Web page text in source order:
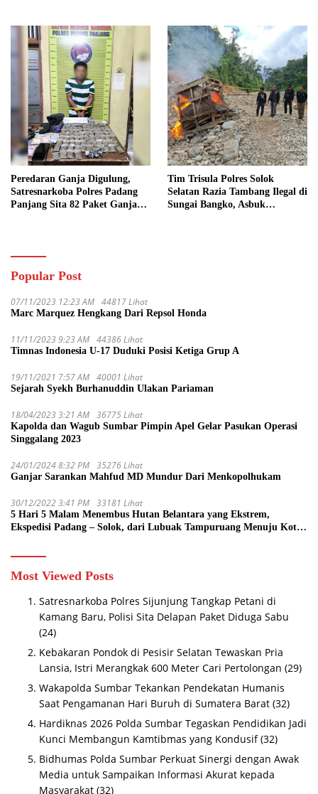
Peredaran Ganja Digulung,
Satresnarkoba Polres Padang
Panjang Sita 82 Paket Ganja
Tim Trisula Polres Solok
Selatan Razia Tambang Ilegal di
Sungai Bangko, Asbuk
Popular Post
07/11/2023 12:23 AM 44817 Lihat
Marc Marquez Hengkang Dari Repsol Honda
11/11/2023 9:23 AM 44386 Lihat
Timnas Indonesia U-17 Duduki Posisi Ketiga Grup A
19/11/2021 7:57 AM 40001 Lihat
Sejarah Syekh Burhanuddin Ulakan Pariaman
18/04/2023 3:21 AM 36775 Lihat
Kapolda dan Wagub Sumbar Pimpin Apel Gelar Pasukan Operasi
Singgalang 2023
24/01/2024 8:32 PM 35276 Lihat
Ganjar Sarankan Mahfud MD Mundur Dari Menkopolhukam
30/12/2022 3:41 PM 33181 Lihat
5 Hari 5 Malam Menembus Hutan Belantara yang Ekstrem,
Ekspedisi Padang – Solok, dari Lubuak Tampuruang Menuju Koto
Most Viewed Posts
Satresnarkoba Polres Sijunjung Tangkap Petani di
Kamang Baru, Polisi Sita Delapan Paket Diduga Sabu
(24)
Kebakaran Pondok di Pesisir Selatan Tewaskan Pria
Lansia, Istri Merangkak 600 Meter Cari Pertolongan (29)
Wakapolda Sumbar Tekankan Pendekatan Humanis
Saat Pengamanan Hari Buruh di Sumatera Barat (32)
Hardiknas 2026 Polda Sumbar Tegaskan Pendidikan Jadi
Kunci Membangun Kamtibmas yang Kondusif (32)
Bidhumas Polda Sumbar Perkuat Sinergi dengan Awak
Media untuk Sampaikan Informasi Akurat kepada
Masyarakat (32)